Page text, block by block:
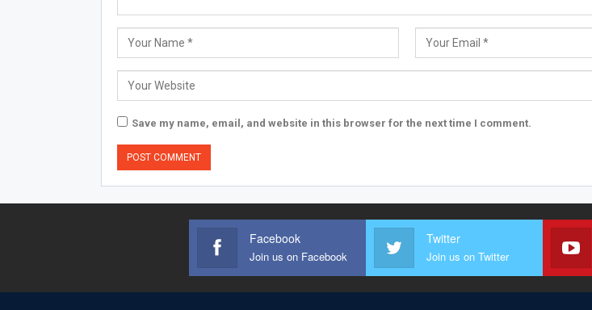
Save my name, email, and website in this browser for the next time I comment.
Facebook
Join us on Facebook
Twitter
Join us on Twitter